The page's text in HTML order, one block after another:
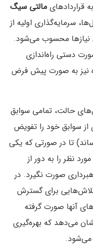
قرارداد‌های مالتی سیگ
سرمایه‌گذاری اولیه از
نیاز‌ها محسوب می‌شود.
دستی راه‌اندازی
نیز به صورت پیش فرض
حالت‌، تمامی سوابق
سوابق خود را تفویض
تا در صورتی که یکی
نظر را به دور از
صورت نگیرد. در
تلاش‌هایی برای گسترش
آنها صورت گرفته
می‌دهد که بهره‌گیری
می‌شود.